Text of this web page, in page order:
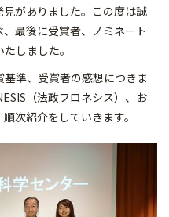
がありました。この度は誠
最後に受賞者、ノミネート
しました。
準、受賞者の感想につきま
（法政フロネシス）、お
次紹介をしていきます。